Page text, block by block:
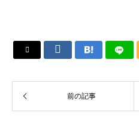
  
前の記事